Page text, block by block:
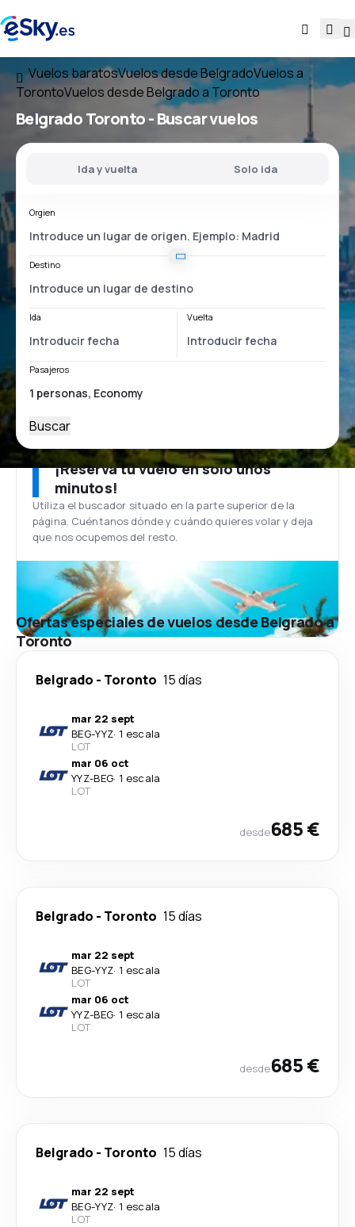
Vuelos baratosVuelos desde BelgradoVuelos a
TorontoVuelos desde Belgrado a Toronto
Belgrado Toronto- Buscar vuelos
Ida y vuelta Solo ida
Orgien
Destino
Ida Vuelta
Pasajeros
Buscar
¡Reserva tu vuelo en solo unos
minutos!
Utiliza el buscador situado en la parte superior de la
página. Cuéntanos dónde y cuándo quieres volar y deja
que nos ocupemos del resto.
Ofertas especiales de vuelos desde Belgrado a
Toronto
Belgrado - Toronto 15 días
mar 22 sept
BEG-YYZ· 1 escala
LOT
mar 06 oct
YYZ-BEG· 1 escala
LOT
desde685 €
Belgrado - Toronto 15 días
mar 22 sept
BEG-YYZ· 1 escala
LOT
mar 06 oct
YYZ-BEG· 1 escala
LOT
desde685 €
Belgrado - Toronto 15 días
mar 22 sept
BEG-YYZ· 1 escala
LOT